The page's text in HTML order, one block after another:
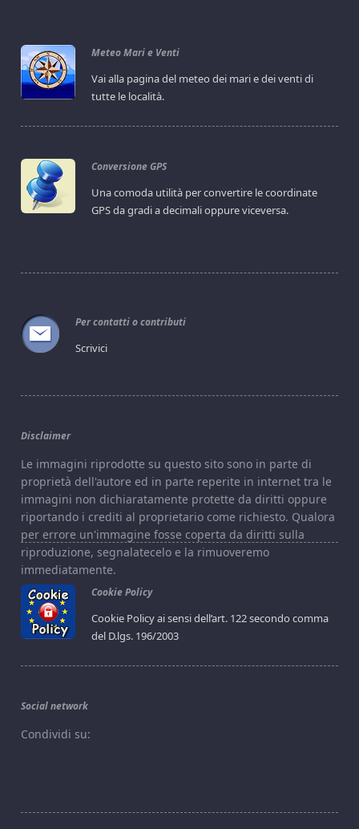
Meteo Mari e Venti
Vai alla pagina del meteo dei mari e dei venti di
tutte le località.
Conversione GPS
Una comoda utilità per convertire le coordinate
GPS da gradi a decimali oppure viceversa.
Per contatti o contributi
Scrivici
Disclaimer
Le immagini riprodotte su questo sito sono in parte di
proprietà dell'autore ed in parte reperite in internet tra le
immagini non dichiaratamente protette da diritti oppure
riportando i crediti al proprietario come richiesto. Qualora
per errore un'immagine fosse coperta da diritti sulla
riproduzione, segnalatecelo e la rimuoveremo
immediatamente.
Cookie Policy
Cookie Policy ai sensi dell’art. 122 secondo comma
del D.lgs. 196/2003
Social network
Condividi su: